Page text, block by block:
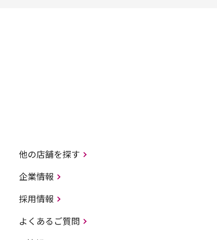
他の店舗を探す
企業情報
採用情報
よくあるご質問